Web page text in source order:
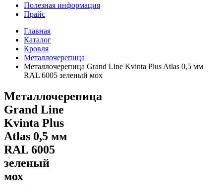
Полезная информация
Прайс
Главная
Каталог
Кровля
Металлочерепица
Металлочерепица Grand Line Kvinta Plus Atlas 0,5 мм
RAL 6005 зеленый мох
Металлочерепица
Grand Line
Kvinta Plus
Atlas 0,5 мм
RAL 6005
зеленый
мох